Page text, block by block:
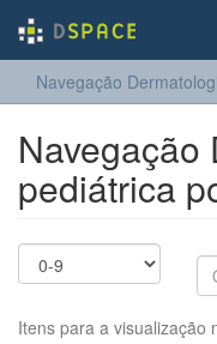
Navegação
Navegação
pediátrica
Itens para a visualização